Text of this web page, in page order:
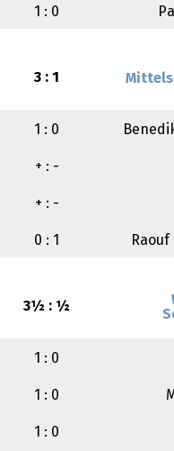
1 : 0
3 : 1
1 : 0
+ : -
+ : -
0 : 1
3½ : ½
1 : 0
1 : 0
1 : 0